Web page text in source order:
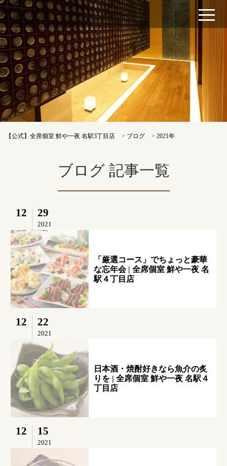
【公式】全席個室 鮮や一夜 名駅3丁目店 > ブログ >2021年
ブログ 記事一覧
12 29
2021
「厳選コース」でちょっと豪華
な忘年会 | 全席個室 鮮や一夜 名
駅４丁目店
12 22
2021
日本酒・焼酎好きなら魚介の炙
りを | 全席個室 鮮や一夜 名駅４
丁目店
12 15
2021